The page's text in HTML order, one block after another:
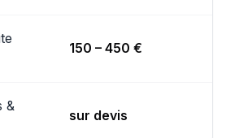
150 – 450 €
&
sur devis